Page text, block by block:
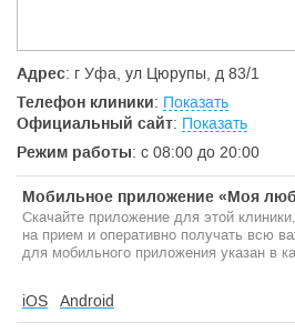
Адрес: г Уфа, ул Цюрупы, д 83/1
Телефон клиники: Показать
Официальный сайт: Показать
Режим работы: с 08:00 до 20:00
Мобильное приложение «Моя
Скачайте приложение для этой
на прием и оперативно получать всю
для мобильного приложения указан в
iOS Android